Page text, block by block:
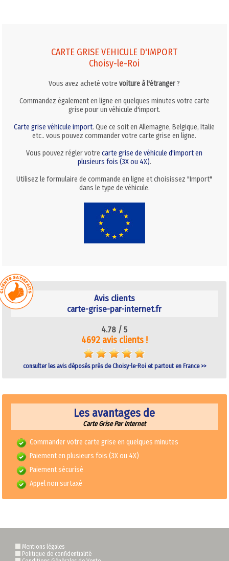
CARTE GRISE VEHICULE D'IMPORT
Choisy-le-Roi
Vous avez acheté votrevoiture à l'étranger?
Commandez également en ligne en quelques minutes votre carte
grise pour un véhicule d'import.
Carte grise véhicule import. Que ce soit en Allemagne, Belgique, Italie
etc.. vous pouvez commander votre carte grise en ligne.
Vous pouvez régler votrecarte grise de véhicule d'import en
plusieurs fois (3X ou 4X).
Utilisez le formulaire de commande en ligne et choisissez "Import"
dans le type de véhicule.
Avis clients
carte-grise-par-internet.fr
4.78 /5
4692 avis clients !
consulter les avis déposés près de Choisy-le-Roi et partout en France >>
Les avantages de
Carte Grise Par Internet
Commander votre carte grise en quelques minutes
Paiement en plusieurs fois (3X ou 4X)
Paiement sécurisé
Appel non surtaxé
Mentions légales
Politique de confidentialité